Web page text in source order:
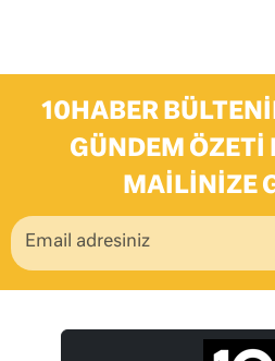
10HABER
GÜNDEM ÖZETI
MAILINIZE